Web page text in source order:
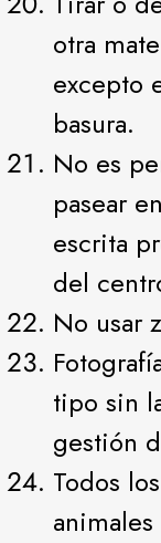
otra
excepto
basura.
No es
pasear
escrita
del
No usar
tipo sin
gestión
Todos